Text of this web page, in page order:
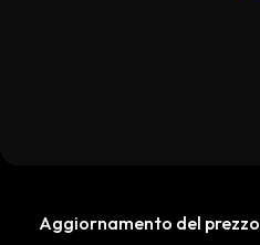
Aggiornamento del prezzo